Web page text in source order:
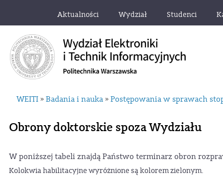
Aktualności Wydział Studenci
WEITI » Badania i nauka » Postępowania w sprawach
Obrony doktorskie spoza Wydziału
W poniższej tabeli znajdą Państwo terminarz obron
Kolokwia habilitacyjne wyróżnione są kolorem zielonym.